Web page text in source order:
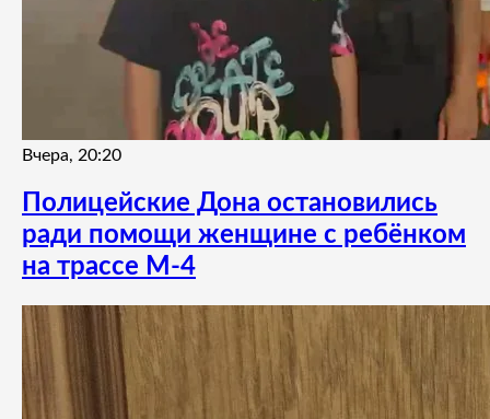
Вчера, 20:20
Полицейские Дона остановились
ради помощи женщине с ребёнком
на трассе М-4